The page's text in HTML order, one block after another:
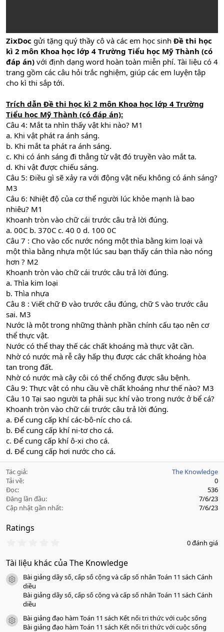
ZixDoc gửi tặng quý thầy cô và các em học sinh Đề thi học
kì 2 môn Khoa học lớp 4 Trường Tiểu học Mỹ Thành (có
đáp án) với định dạng word hoàn toàn miễn phí. Tài liệu có 4
trang gồm các câu hỏi trắc nghiệm, giúp các em luyện tập
cho kì thi sắp tới.
Trích dẫn Đề thi học kì 2 môn Khoa học lớp 4 Trường
Tiểu học Mỹ Thành (có đáp án):
Câu 4: Mắt ta nhìn thấy vật khi nào? M1
a. Khi vật phát ra ánh sáng.
b. Khi mắt ta phát ra ánh sáng.
c. Khi có ánh sáng đi thẳng từ vật đó truyền vào mắt ta.
d. Khi vật được chiếu sáng.
Câu 5: Điều gì sẽ xảy ra với động vật nếu không có ánh sáng?
M3
Câu 6: Nhiệt độ của cơ thể người lúc khỏe mạnh là bao
nhiêu? M1
Khoanh tròn vào chữ cái trước câu trả lời đúng.
a. 00C b. 370C c. 40 0 d. 100 0C
Câu 7 : Cho vào cốc nước nóng một thìa bằng kim loại và
một thìa bằng nhựa một lúc sau bạn thấy cán thìa nào nóng
hơn ? M2
Khoanh tròn vào chữ cái trước câu trả lời đúng.
a. Thìa kim loại
b. Thìa nhựa
Câu 8 : Viết chữ Đ vào trước câu đúng, chữ S vào trước câu
sai. M3
Nước là một trong những thành phần chính cấu tạo nên cơ
thể thực vật.
Nước có thể thay thế các chất khoáng mà thực vật cần.
Nhờ có nước mà rễ cây hấp thụ được các chất khoáng hòa
tan trong đất.
Nhờ có nước mà cây côi có thể chống được sâu bệnh.
Câu 9: Thực vật có nhu cầu về chất khoáng như thế nào? M3
Câu 10 Tại sao người ta phải sục khí vào trong nước ở bể cá?
Khoanh tròn vào chữ cái trước câu trả lời đúng.
a. Để cung cấp khí các-bô-níc cho cá.
b. Để cung cấp khí ni-tơ cho cá.
c. Để cung cấp khí ô-xi cho cá.
d. Để cung cấp hơi nước cho cá.
Tác giả
The Knowledge
Tải về
0
Đọc
536
Đăng lần đầu
7/6/23
Cập nhật gần nhất
7/6/23
Ratings
0
0
a
0 đánh giá
Tài liệu khác của The Knowledge
icon tài liệu
Bài giảng dãy số, cấp số cộng và cấp số nhân Toán 11 sách Cánh
diều
Bài giảng dãy số, cấp số cộng và cấp số nhân Toán 11 sách Cánh
diều
icon tài liệu
Bài giảng đạo hàm Toán 11 sách Kết nối tri thức với cuộc sống
Bài giảng đạo hàm Toán 11 sách Kết nối tri thức với cuộc sống